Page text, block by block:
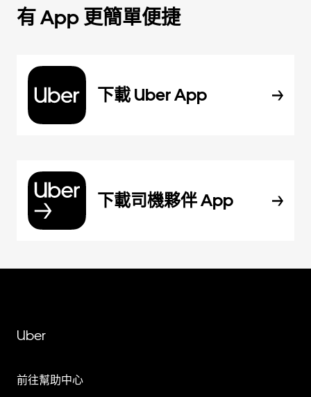
有 App 更簡單便捷
下載 Uber App
下載司機夥伴 App
Uber
前往幫助中心